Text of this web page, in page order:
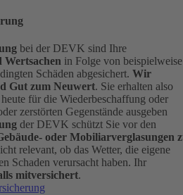
bei der DEVK sind Ihre
in Folge von beispielweise
Schäden abgesichert. Wir
Gut zum Neuwert. Sie erhalten also
für die Wiederbeschaffung oder
zerstörten Gegenstände ausgeben
der DEVK schützt Sie vor den
oder Mobiliarverglasungen
relevant, ob das Wetter, die eigene
Schaden verursacht haben. Ihr
mitversichert.